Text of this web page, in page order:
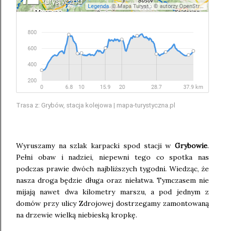
Trasa z: Grybów, stacja kolejowa | mapa-turystyczna.pl
Wyruszamy na szlak karpacki spod stacji w Grybowie.
Pełni obaw i nadziei, niepewni tego co spotka nas
podczas prawie dwóch najbliższych tygodni. Wiedząc, że
nasza droga będzie długa oraz niełatwa. Tymczasem nie
mijają nawet dwa kilometry marszu, a pod jednym z
domów przy ulicy Zdrojowej dostrzegamy zamontowaną
na drzewie wielką niebieską kropkę.